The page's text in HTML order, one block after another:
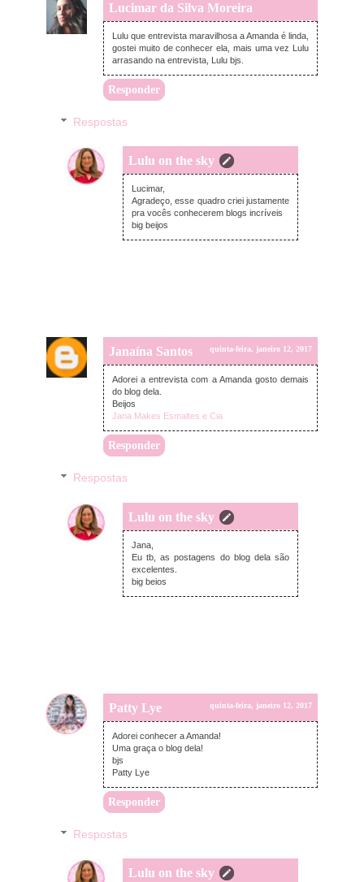
Lucimar da Silva Moreira
quinta-feira, janeiro 12, 2017
Lulu que entrevista maravilhosa a Amanda é linda,
gostei muito de conhecer ela, mais uma vez Lulu
arrasando na entrevista, Lulu bjs.
Responder
Respostas
Lulu on the sky
sexta-feira, janeiro 13, 2017
Lucimar,
Agradeço, esse quadro criei justamente
pra vocês conhecerem blogs incríveis
big beijos
Janaína Santos quinta-feira, janeiro 12, 2017
Adorei a entrevista com a Amanda gosto demais
do blog dela.
Beijos
Jana Makes Esmaltes e Cia
Responder
Respostas
Lulu on the sky
sexta-feira, janeiro 13, 2017
Jana,
Eu tb, as postagens do blog dela são
excelentes.
big beios
Patty Lye quinta-feira, janeiro 12, 2017
Adorei conhecer a Amanda!
Uma graça o blog dela!
bjs
Patty Lye
Responder
Respostas
Lulu on the sky